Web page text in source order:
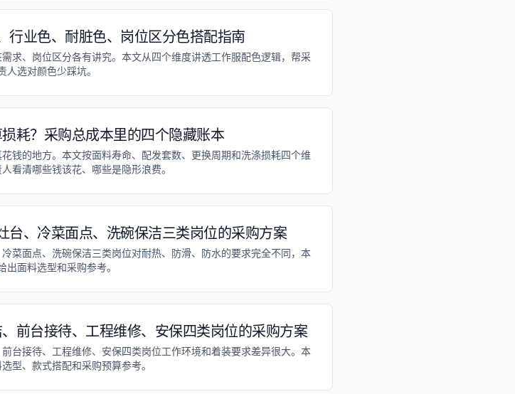
行业色、耐脏色、岗位区分色搭配指南
求、岗位区分各有讲究。本文从四个维度讲透工作服配色逻辑，帮采
人选对颜色少踩坑。
耗？采购总成本里的四个隐藏账本
钱的地方。本文按面料寿命、配发套数、更换周期和洗涤损耗四个维
看清哪些钱该花、哪些是隐形浪费。
台、冷菜面点、洗碗保洁三类岗位的采购方案
菜面点、洗碗保洁三类岗位对耐热、防滑、防水的要求完全不同，本
出面料选型和采购参考。
前台接待、工程维修、安保四类岗位的采购方案
台接待、工程维修、安保四类岗位工作环境和着装要求差异很大。本
型、款式搭配和采购预算参考。